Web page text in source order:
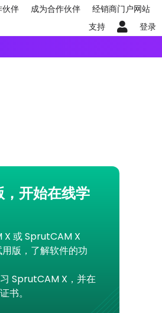
伙伴 成为合作伙伴
经销商门户网站
支持
登录
开始在线学
或 SprutCAM X
版，了解软件的功
SprutCAM X，并在
书。